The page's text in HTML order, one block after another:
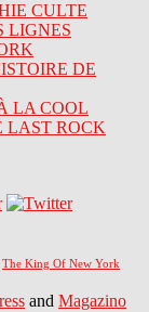
CULTE
LIGNES
DE
LA COOL
LAST ROCK
The King Of New York
and Magazino